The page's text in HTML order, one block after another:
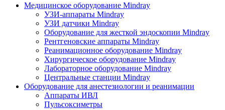
Медицинское оборудование Mindray
УЗИ-аппараты Mindray
УЗИ датчики Mindray
Оборудование для жесткой эндоскопии Mindray
Рентгеновские аппараты Mindray
Реанимационное оборудование Mindray
Хирургическое оборудование Mindray
Лабораторное оборудование Mindray
Центральные станции Mindray
Оборудование для анестезиологии и реанимации
Аппараты ИВЛ
Пульсоксиметры